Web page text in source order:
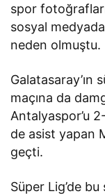
spor
sosyal medyada
neden olmuştu.
maçına da
Antalyaspor’u
de asist yapan
geçti.
Süper Lig’de bu